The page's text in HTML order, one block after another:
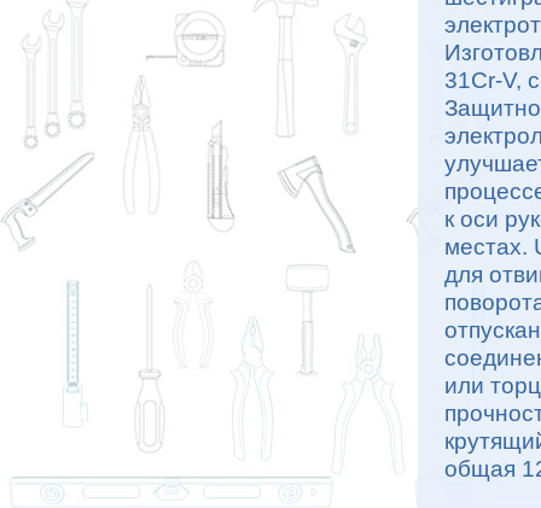
31Cr-V,
к оси
местах.
для
или
общая